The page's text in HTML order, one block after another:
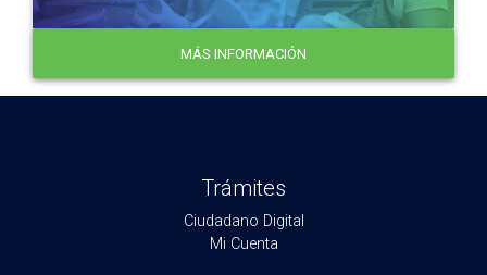
MÁS INFORMACIÓN
Trámites
Ciudadano Digital
Mi Cuenta